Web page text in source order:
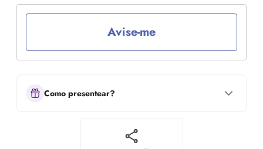
Avise-me
Como presentear?